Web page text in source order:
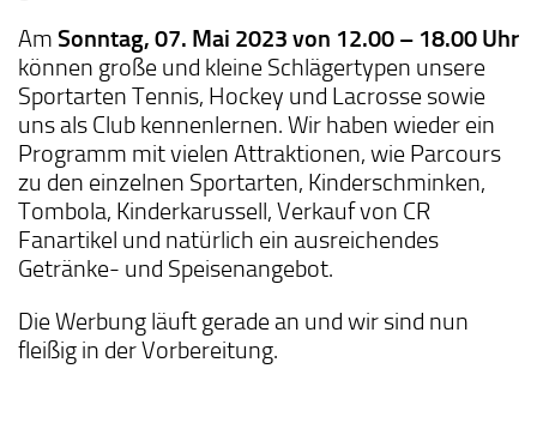
Am Sonntag, 07. Mai 2023 von 12.00 – 18.00 Uhr
können große und kleine Schlägertypen unsere
Sportarten Tennis, Hockey und Lacrosse sowie
uns als Club kennenlernen. Wir haben wieder ein
Programm mit vielen Attraktionen, wie Parcours
zu den einzelnen Sportarten, Kinderschminken,
Tombola, Kinderkarussell, Verkauf von CR
Fanartikel und natürlich ein ausreichendes
Getränke- und Speisenangebot.
Die Werbung läuft gerade an und wir sind nun
fleißig in der Vorbereitung.